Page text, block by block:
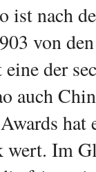
ist nach
von
der
auch
hat
Im